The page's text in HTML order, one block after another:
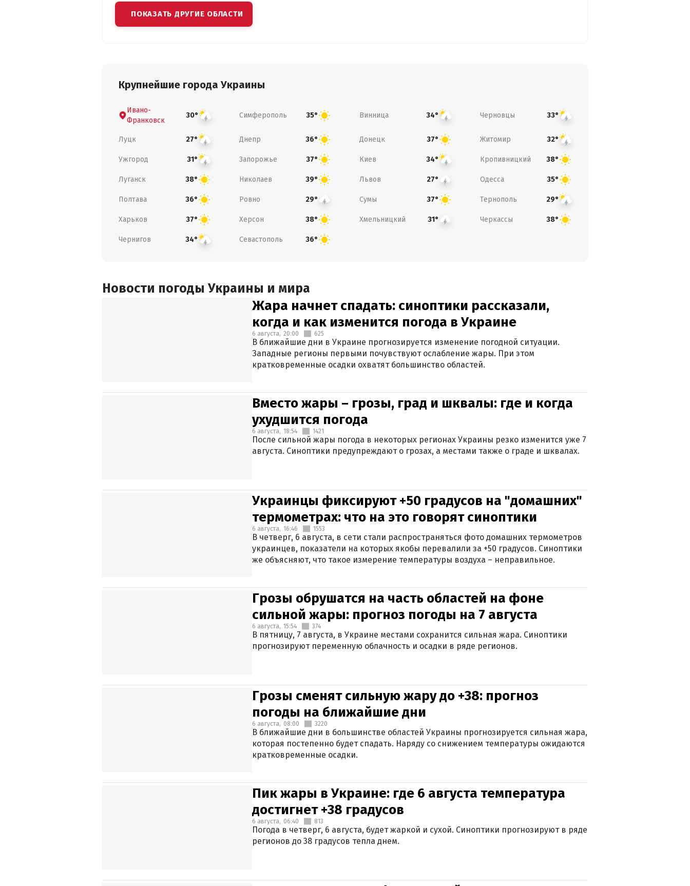
ПОКАЗАТЬ ДРУГИЕ ОБЛАСТИ
Крупнейшие города Украины
Ивано-
Франковск
30° Симферополь 35° Винница 34° Черновцы 33°
Луцк 27° Днепр 36° Донецк 37° Житомир 32°
Ужгород 31° Запорожье 37° Киев 34° Кропивницкий 38°
Луганск 38° Николаев 39° Львов 27° Одесса 35°
Полтава 36° Ровно 29° Сумы 37° Тернополь 29°
Харьков 37° Херсон 38° Хмельницкий 31° Черкассы 38°
Чернигов 34° Севастополь 36°
Новости погоды Украины и мира
Жара начнет спадать: синоптики рассказали,
когда и как изменится погода в Украине
6 августа, 20:00 625
В ближайшие дни в Украине прогнозируется изменение погодной ситуации.
Западные регионы первыми почувствуют ослабление жары. При этом
кратковременные осадки охватят большинство областей.
Вместо жары – грозы, град и шквалы: где и когда
ухудшится погода
6 августа, 18:54 1421
После сильной жары погода в некоторых регионах Украины резко изменится уже 7
августа. Синоптики предупреждают о грозах, а местами также о граде и шквалах.
Украинцы фиксируют +50 градусов на "домашних"
термометрах: что на это говорят синоптики
6 августа, 16:46 1553
В четверг, 6 августа, в сети стали распространяться фото домашних термометров
украинцев, показатели на которых якобы перевалили за +50 градусов. Синоптики
же объясняют, что такое измерение температуры воздуха – неправильное.
Грозы обрушатся на часть областей на фоне
сильной жары: прогноз погоды на 7 августа
6 августа, 15:54 374
В пятницу, 7 августа, в Украине местами сохранится сильная жара. Синоптики
прогнозируют переменную облачность и осадки в ряде регионов.
Грозы сменят сильную жару до +38: прогноз
погоды на ближайшие дни
6 августа, 08:00 3220
В ближайшие дни в большинстве областей Украины прогнозируется сильная жара,
которая постепенно будет спадать. Наряду со снижением температуры ожидаются
кратковременные осадки.
Пик жары в Украине: где 6 августа температура
достигнет +38 градусов
6 августа, 06:40 813
Погода в четверг, 6 августа, будет жаркой и сухой. Синоптики прогнозируют в ряде
регионов до 38 градусов тепла днем.